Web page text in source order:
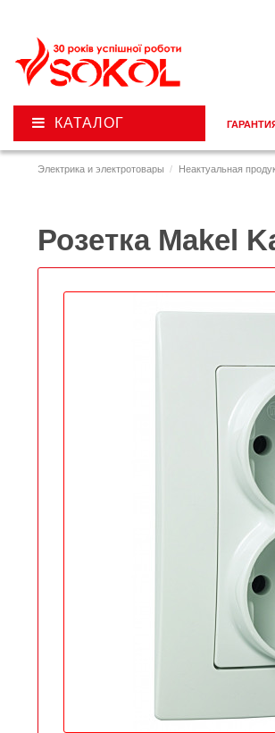
Электрика и электротовары Неактуальная
Розетка Makel
КАТАЛОГ